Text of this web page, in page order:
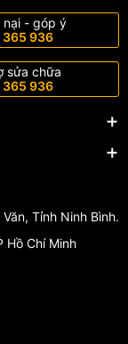
nại - góp ý
936
sửa chữa
936
Tỉnh Ninh Bình.
Hồ Chí Minh